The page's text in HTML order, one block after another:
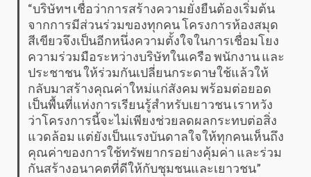
“บริษัทฯ เชื่อว่าการสร้างความยั่งยืนต้องเริ่มต้น
จากการมีส่วนร่วมของทุกคน โครงการห้องสมุด
สีเขียวจึงเป็นอีกหนึ่งความตั้งใจในการเชื่อมโยง
ความร่วมมือระหว่างบริษัทในเครือ พนักงาน และ
ประชาชน ให้ร่วมกันเปลี่ยนกระดาษใช้แล้วให้
กลับมาสร้างคุณค่าใหม่แก่สังคม พร้อมต่อยอด
เป็นพื้นที่แห่งการเรียนรู้สำหรับเยาวชน เราหวัง
ว่าโครงการนี้จะไม่เพียงช่วยลดผลกระทบต่อสิ่ง
แวดล้อม แต่ยังเป็นแรงบันดาลใจให้ทุกคนเห็นถึง
คุณค่าของการใช้ทรัพยากรอย่างคุ้มค่า และร่วม
กันสร้างอนาคตที่ดีให้กับชุมชนและเยาวชน”